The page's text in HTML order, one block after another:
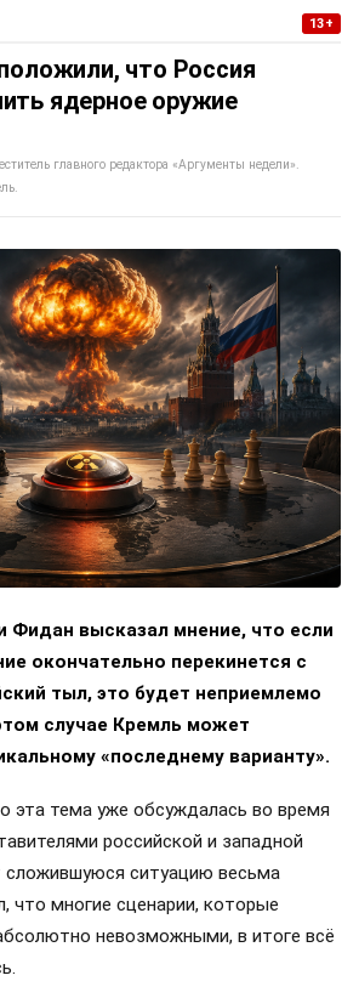
13+
что Россия
ядерное оружие
главного редактора «Аргументы недели».
Фидан высказал мнение, что если
окончательно перекинется с
тыл, это будет неприемлемо
случае Кремль может
«последнему варианту».
эта тема уже обсуждалась во время
российской и западной
сложившуюся ситуацию весьма
что многие сценарии, которые
невозможными, в итоге всё